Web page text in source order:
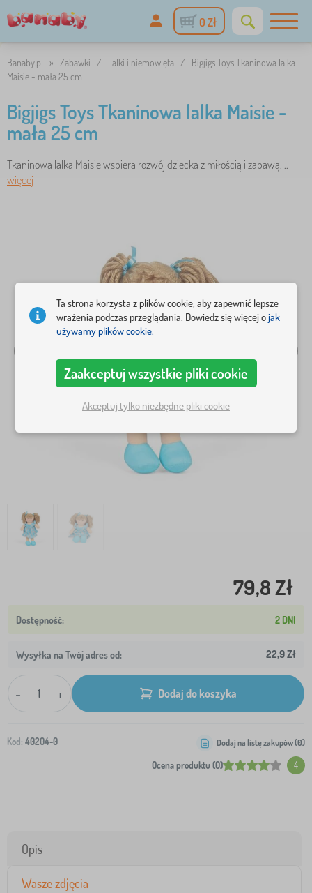
0 Zł
Banaby.pl » Zabawki / Lalki i niemowlęta /
Bigjigs Toys Tkaninowa lalka
Maisie - mała 25 cm
Bigjigs Toys Tkaninowa lalka Maisie -
mała 25 cm
Tkaninowa lalka Maisie wspiera rozwój dziecka z miłością i zabawą. ..
więcej
79,8 Zł
2 DNI
Wysyłka na Twój adres od: 22,9 Zł
- + Dodaj do koszyka
Kod: 40204-0
Ocena produktu (0) 4
Dodaj na listę zakupów (0)
Opis
Wasze zdjęcia
Ta strona korzysta z plików cookie, aby zapewnić lepsze
wrażenia podczas przeglądania. Dowiedz się więcej ojak
używamy plików cookie.
Zaakceptuj wszystkie pliki cookie
Akceptuj tylko niezbędne pliki cookie